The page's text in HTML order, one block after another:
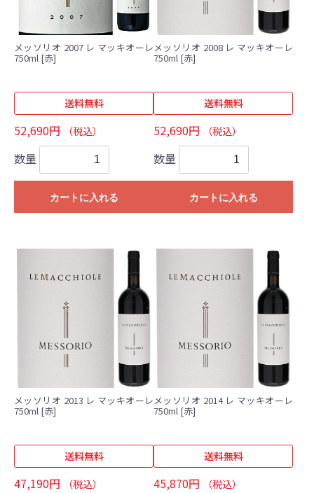
メッソリオ 2007 レ マッキオーレ
750ml [赤]
送料無料
52,690円 （税込）
数量
カートに入れる
メッソリオ 2008 レ マッキオーレ
750ml [赤]
送料無料
52,690円 （税込）
数量
カートに入れる
メッソリオ 2013 レ マッキオーレ
750ml [赤]
送料無料
47,190円 （税込）
メッソリオ 2014 レ マッキオーレ
750ml [赤]
送料無料
45,870円 （税込）